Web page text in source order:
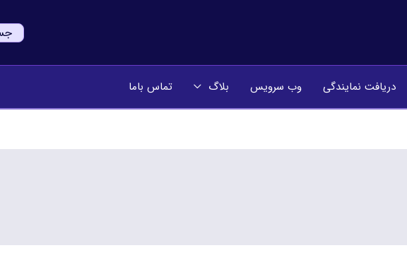
دریافت نمایندگی وب سرویس بلاگ تماس باما